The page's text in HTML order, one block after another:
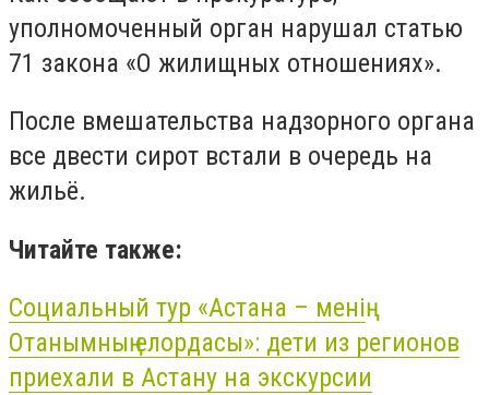
уполномоченный орган нарушал статью
71 закона «О жилищных отношениях».
После вмешательства надзорного органа
все двести сирот встали в очередь на
жильё.
Читайте также:
Социальный тур «Астана – менің
Отанымның елордасы»: дети из регионов
приехали в Астану на экскурсии